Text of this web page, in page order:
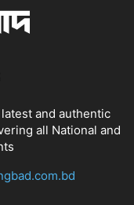
and authentic
all National and